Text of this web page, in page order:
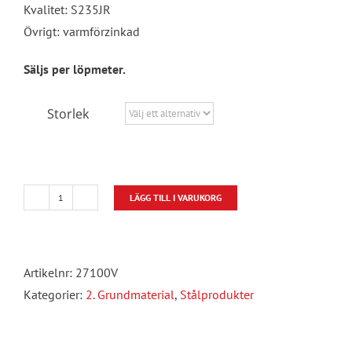
Kvalitet: S235JR
Övrigt: varmförzinkad
Säljs per löpmeter.
Storlek
Vinkelstål
LÄGG TILL I VARUKORG
Artikelnr: 27100V
Kategorier: 2. Grundmaterial, Stålprodukter